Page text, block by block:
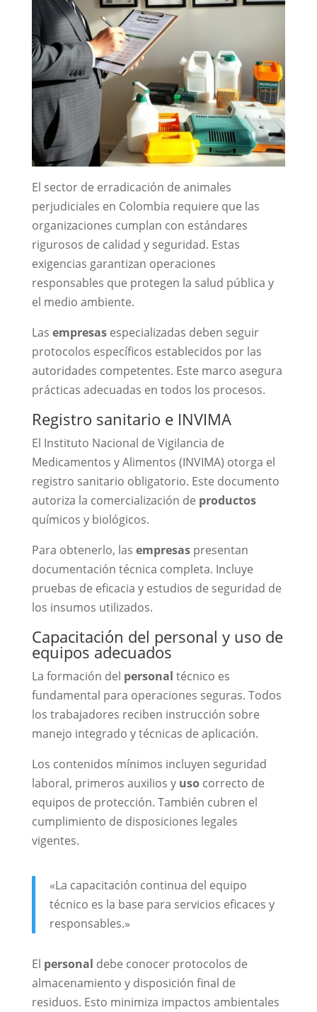
El sector de erradicación de animales
perjudiciales en Colombia requiere que las
organizaciones cumplan con estándares
rigurosos de calidad y seguridad. Estas
exigencias garantizan operaciones
responsables que protegen la salud pública y
el medio ambiente.
Las empresasespecializadas deben seguir
protocolos específicos establecidos por las
autoridades competentes. Este marco asegura
prácticas adecuadas en todos los procesos.
Registro sanitario e INVIMA
El Instituto Nacional de Vigilancia de
Medicamentos y Alimentos (INVIMA) otorga el
registro sanitario obligatorio. Este documento
autoriza la comercialización de productos
químicos y biológicos.
Para obtenerlo, las empresaspresentan
documentación técnica completa. Incluye
pruebas de eficacia y estudios de seguridad de
los insumos utilizados.
Capacitación del personal y uso de
equipos adecuados
La formación del personal técnico es
fundamental para operaciones seguras. Todos
los trabajadores reciben instrucción sobre
manejo integrado y técnicas de aplicación.
Los contenidos mínimos incluyen seguridad
laboral, primeros auxilios y usocorrecto de
equipos de protección. También cubren el
cumplimiento de disposiciones legales
vigentes.
«La capacitación continua del equipo
técnico es la base para servicios eficaces y
responsables.»
El personal debe conocer protocolos de
almacenamiento y disposición final de
residuos. Esto minimiza impactos ambientales